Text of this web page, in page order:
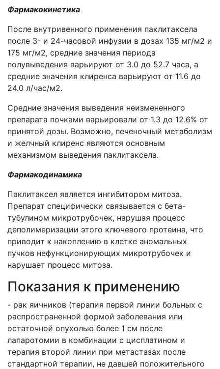
Фармакокинетика
После внутривенного применения паклитаксела
после 3- и 24-часовой инфузии в дозах 135 мг/м2 и
175 мг/м2, средние значения периода
полувыведения варьируют от 3.0 до 52.7 часа, а
средние значения клиренса варьируют от 11.6 до
24.0 л/час/м2.
Средние значения выведения неизмененного
препарата почками варьировали от 1.3 до 12.6% от
принятой дозы. Возможно, печеночный метаболизм
и желчный клиренс являются основным
механизмом выведения паклитаксела.
Фармакодинамика
Паклитаксел является ингибитором митоза.
Препарат специфически связывается с бета-
тубулином микротрубочек, нарушая процесс
деполимеризации этого ключевого протеина, что
приводит к накоплению в клетке аномальных
пучков нефункционирующих микротрубочек и
нарушает процесс митоза.
Показания к применению
- рак яичников (терапия первой линии больных с
распространенной формой заболевания или
остаточной опухолью более 1 см после
лапаротомии в комбинации с цисплатином и
терапия второй линии при метастазах после
стандартной терапии, не давшей положительного